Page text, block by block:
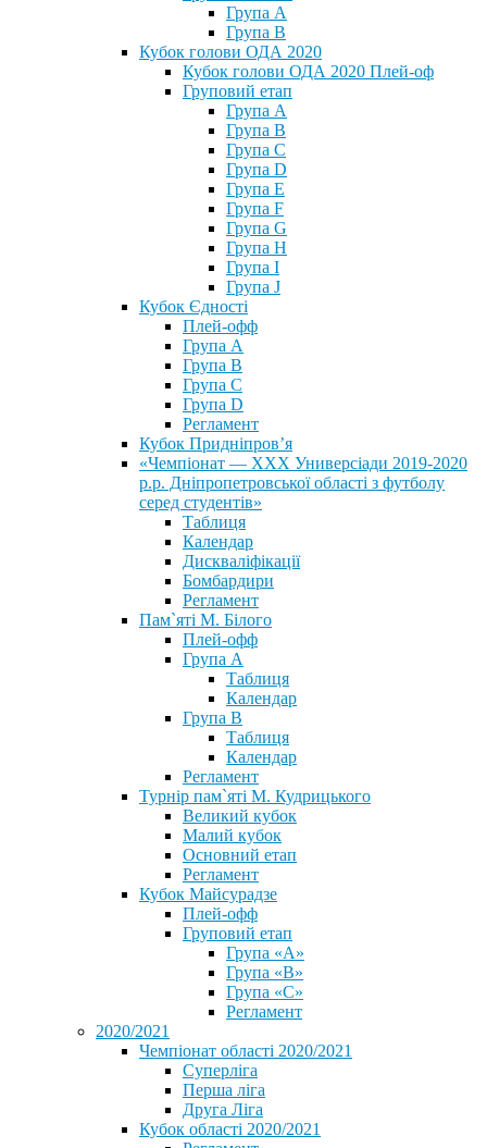
Група А
Група В
Кубок голови ОДА 2020
Кубок голови ОДА 2020 Плей-оф
Груповий етап
Група A
Група B
Група C
Група D
Група E
Група F
Група G
Група H
Група I
Група J
Кубок Єдності
Плей-офф
Група А
Група В
Група С
Група D
Регламент
Кубок Придніпров’я
«Чемпіонат — ХХХ Универсіади 2019-2020
р.р. Дніпропетровської області з футболу
серед студентів»
Таблиця
Календар
Дискваліфікації
Бомбардири
Регламент
Пам`яті М. Білого
Плей-офф
Група А
Таблиця
Календар
Група В
Таблиця
Календар
Регламент
Турнір пам`яті М. Кудрицького
Великий кубок
Малий кубок
Основний етап
Регламент
Кубок Майсурадзе
Плей-офф
Груповий етап
Група «А»
Група «B»
Група «C»
Регламент
2020/2021
Чемпіонат області 2020/2021
Суперліга
Перша ліга
Друга Ліга
Кубок області 2020/2021